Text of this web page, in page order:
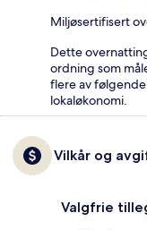
Miljøsertifisert
Dette
ordning som
flere av
lokaløkonomi.
Vilkår og
Valgfrie